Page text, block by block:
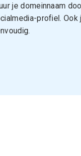
je domeinnaam
profiel.